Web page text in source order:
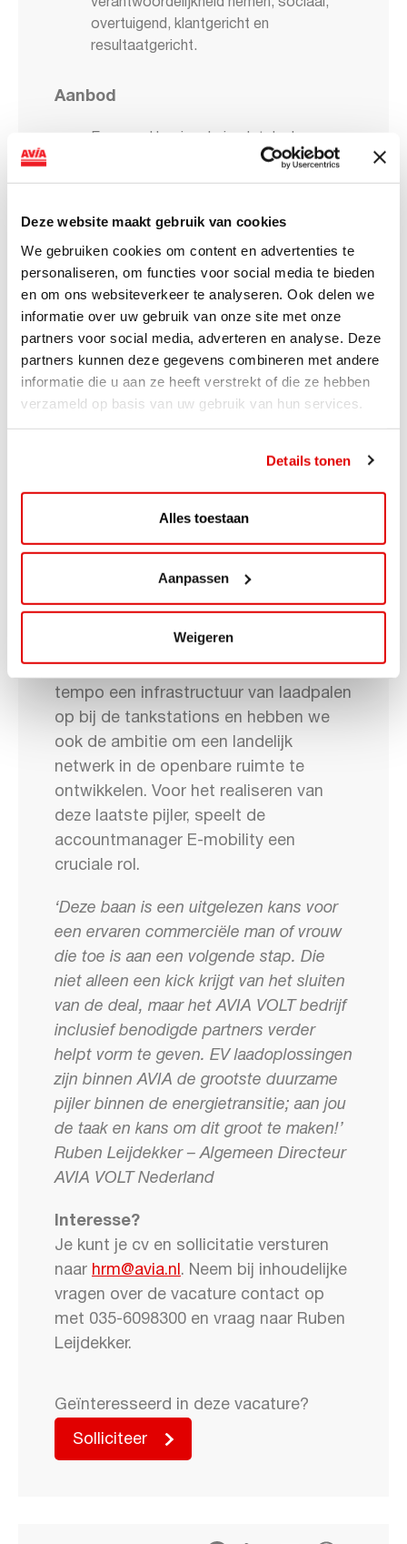
Deze website maakt gebruik van cookies
We gebruiken cookies om content en advertenties te
personaliseren, om functies voor social media te bieden
en om ons websiteverkeer te analyseren. Ook delen we
informatie over uw gebruik van onze site met onze
partners voor social media, adverteren en analyse. Deze
partners kunnen deze gegevens combineren met andere
informatie die u aan ze heeft verstrekt of die ze hebben
verzameld op basis van uw gebruik van hun services.
Details tonen
Alles toestaan
Aanpassen
Weigeren
verantwoordelijkheid nemen, sociaal,
overtuigend, klantgericht en
resultaatgericht.
Aanbod
afhankelijk is van de ervaring en het
netwerk dat je meebrengt.
arbeidsvoorwaarden, zoals 25
verlofdagen, vakantiegeld, een
elektrische auto van de zaak en een
interessante bonusregeling.
Een uitdagende baan bij een scale-up,
waar je echt het verschil kunt maken.
Een werkweek van 32-40 uur.
Bij AVIA VOLT werken we hybride: dat
betekent een combinatie tussen werken
AVIA is al jaren een partner in mobiliteit
en energietransitie. Waar je AVIA
vermoedelijk nu vooral kent van
tankstations en bijbehorende shops
in de energietransitie. Onder de vlag
van AVIA VOLT bouwen we in rap
tempo een infrastructuur van laadpalen
op bij de tankstations en hebben we
ook de ambitie om een landelijk
netwerk in de openbare ruimte te
ontwikkelen. Voor het realiseren van
deze laatste pijler, speelt de
accountmanager E-mobility een
cruciale rol.
‘Deze baan is een uitgelezen kans voor
een ervaren commerciële man of vrouw
die toe is aan een volgende stap. Die
niet alleen een kick krijgt van het sluiten
van de deal, maar het AVIA VOLT bedrijf
inclusief benodigde partners verder
helpt vorm te geven. EV laadoplossingen
zijn binnen AVIA de grootste duurzame
pijler binnen de energietransitie; aan jou
de taak en kans om dit groot te maken!’
Ruben Leijdekker – Algemeen Directeur
AVIA VOLT Nederland
Interesse?
Je kunt je cv en sollicitatie versturen
naar hrm@avia.nl . Neem bij inhoudelijke
vragen over de vacature contact op
met 035-6098300 en vraag naar Ruben
Leijdekker.
Geïnteresseerd in deze vacature?
Solliciteer